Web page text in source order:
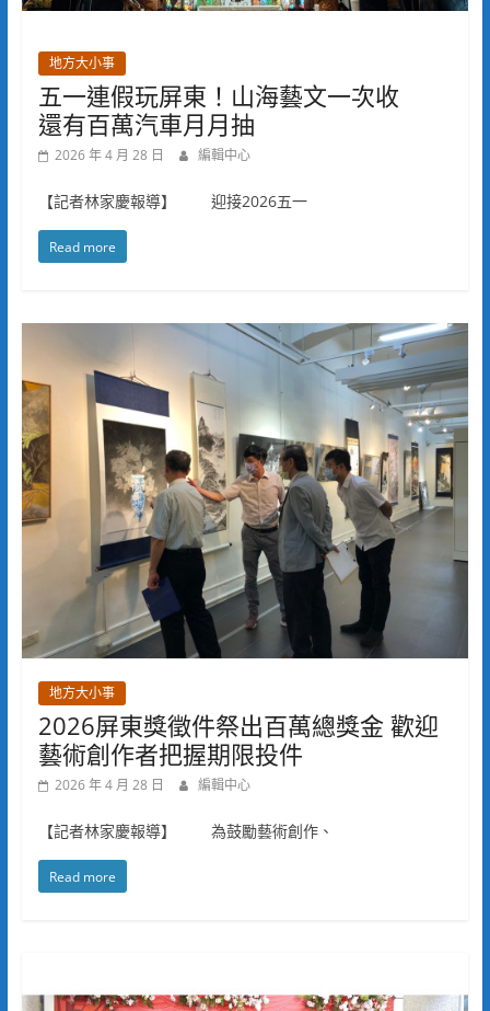
地方大小事
五一連假玩屏東！山海藝文一次收
還有百萬汽車月月抽
2026 年 4 月 28 日 編輯中心
【記者林家慶報導】 迎接2026五一
Read more
地方大小事
2026屏東獎徵件祭出百萬總獎金 歡迎
藝術創作者把握期限投件
2026 年 4 月 28 日 編輯中心
【記者林家慶報導】 為鼓勵藝術創作、
Read more